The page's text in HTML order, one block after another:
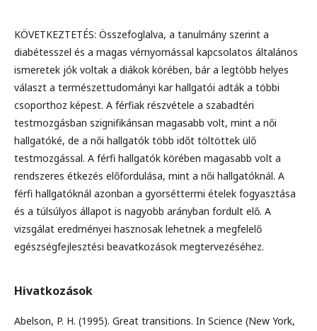
KÖVETKEZTETÉS: Összefoglalva, a tanulmány szerint a
diabétesszel és a magas vérnyomással kapcsolatos általános
ismeretek jók voltak a diákok körében, bár a legtöbb helyes
választ a természettudományi kar hallgatói adták a többi
csoporthoz képest. A férfiak részvétele a szabadtéri
testmozgásban szignifikánsan magasabb volt, mint a női
hallgatóké, de a női hallgatók több időt töltöttek ülő
testmozgással. A férfi hallgatók körében magasabb volt a
rendszeres étkezés előfordulása, mint a női hallgatóknál. A
férfi hallgatóknál azonban a gyorséttermi ételek fogyasztása
és a túlsúlyos állapot is nagyobb arányban fordult elő. A
vizsgálat eredményei hasznosak lehetnek a megfelelő
egészségfejlesztési beavatkozások megtervezéséhez.
Hivatkozások
Abelson, P. H. (1995). Great transitions. In Science (New York,